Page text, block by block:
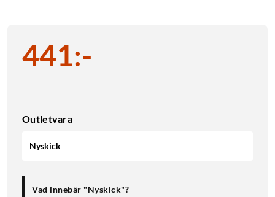
441:-
Outletvara
Nyskick
Vad innebär "Nyskick"?